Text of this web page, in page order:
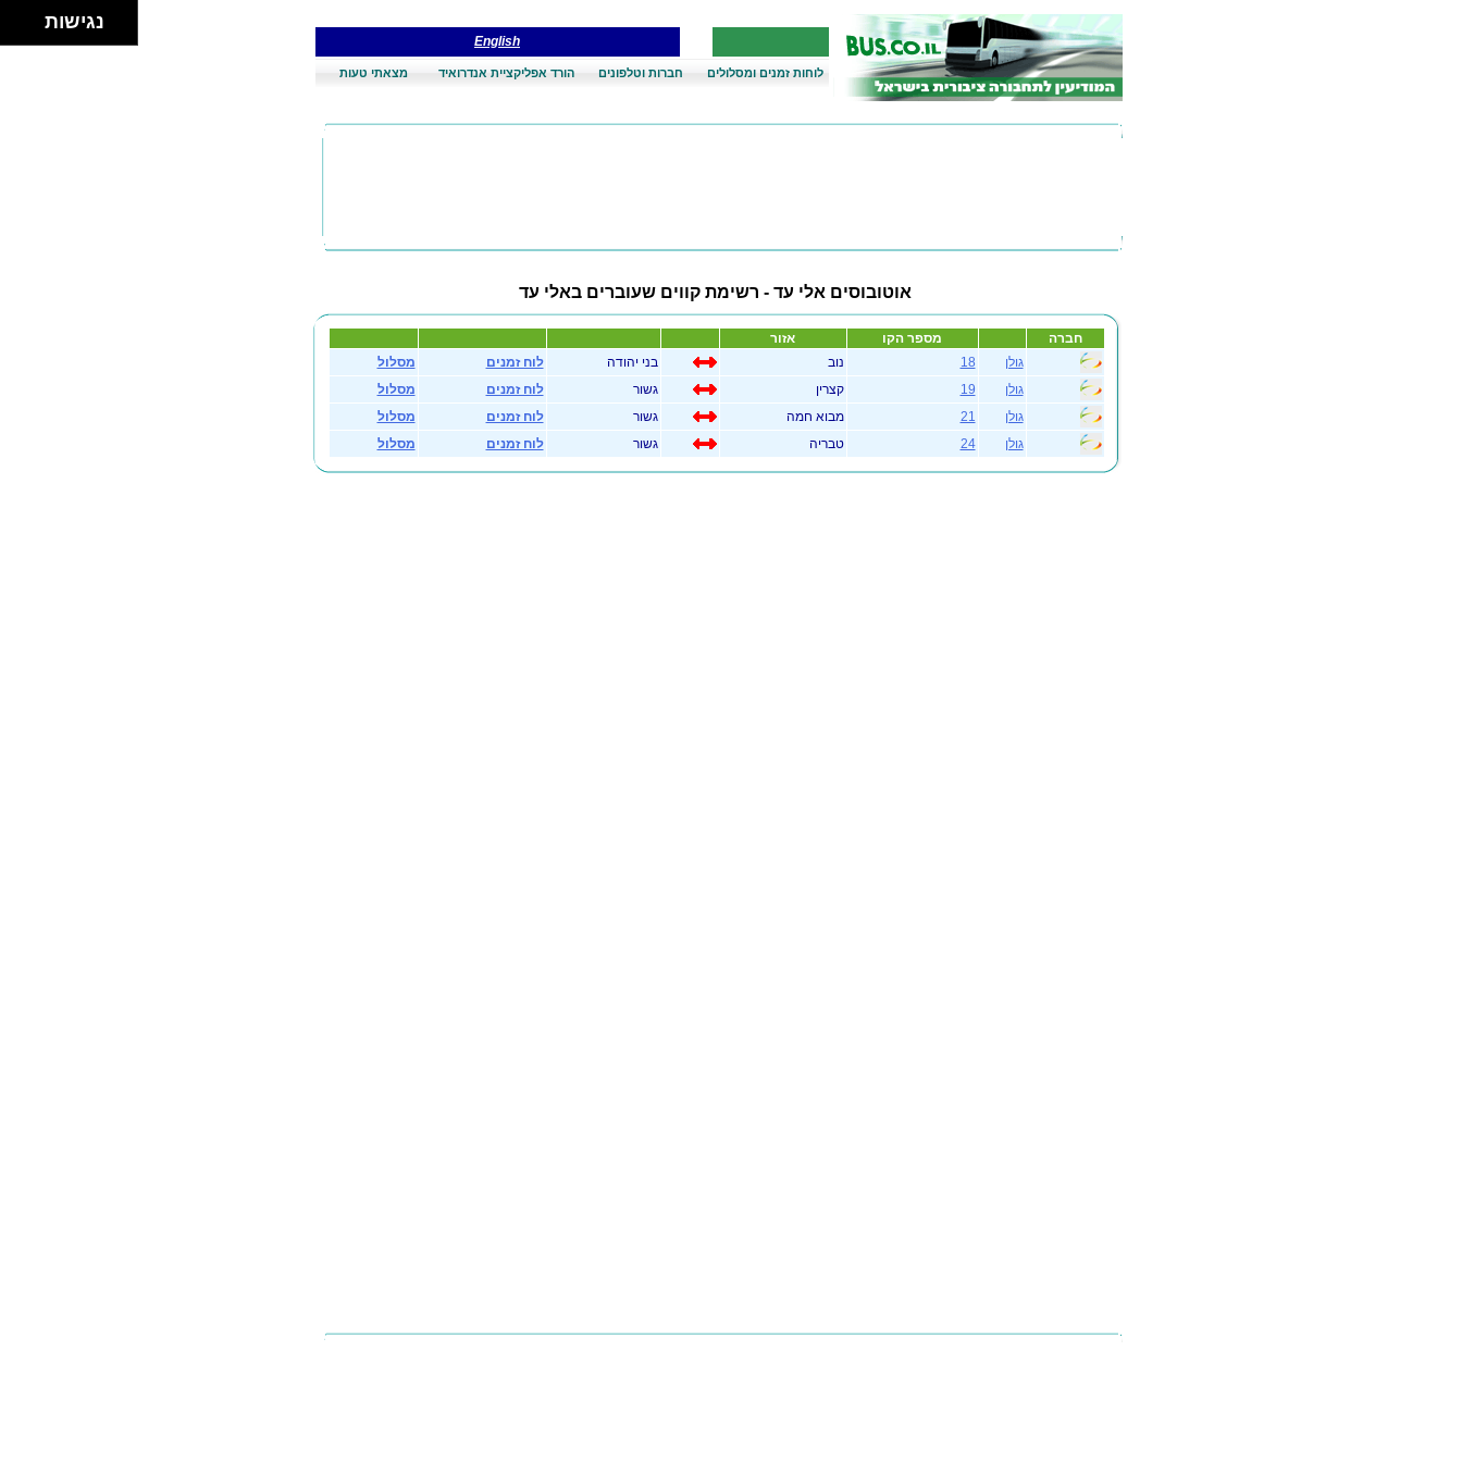
English
לוחות זמנים ומסלולים חברות וטלפונים הורד אפליקציית אנדרואיד מצאתי טעות
אוטובוסים אלי עד - רשימת קווים שעוברים באלי עד
חברה מספר הקו
אזור
גולן
18 נוב בני יהודה לוח זמנים
מסלול
גולן
19 קצרין גשור לוח זמנים
מסלול
גולן
21 מבוא חמה גשור לוח זמנים
מסלול
גולן
24 טבריה גשור לוח זמנים מסלול
נגישות